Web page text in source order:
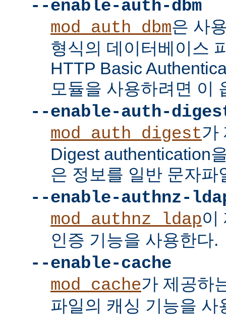
--enable-auth-dbm
mod_auth_dbm은 사
형식의 데이터베이스
HTTP Basic
모듈을 사용하려면 이
--enable-auth-
mod_auth_digest가
Digest authentication
은 정보를 일반 문자파
--enable-authnz-
mod_authnz_ldap이
인증 기능을 사용한다.
--enable-cache
mod_cache가 제공하
파일의 캐싱 기능을 사